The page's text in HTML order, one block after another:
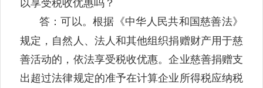
以享受税收优惠吗？
答：可以。根据《中华人民共和国慈善法》
规定，自然人、法人和其他组织捐赠财产用于慈
善活动的，依法享受税收优惠。企业慈善捐赠支
出超过法律规定的准予在计算企业所得税应纳税